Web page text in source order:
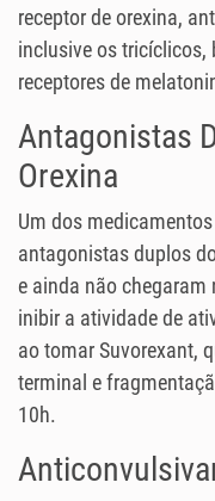
receptor de orexina,
inclusive os tricíclicos,
receptores de
Antagonistas
Orexina
Um dos
antagonistas duplos
e ainda não
inibir a atividade de
ao tomar Suvorexant,
terminal e
10h.